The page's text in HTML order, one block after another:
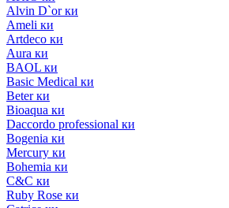
Alvin D`or ки
Ameli ки
Artdeco ки
Aura ки
BAOL ки
Basic Medical ки
Beter ки
Bioaqua ки
Daccordo professional ки
Bogenia ки
Mercury ки
Bohemia ки
C&C ки
Ruby Rose ки